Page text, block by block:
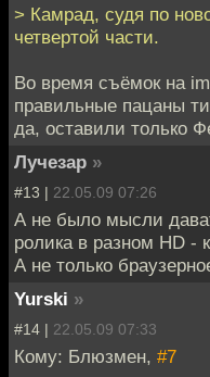
> Камрад, судя по
четвертой части.
Во время съёмок на
правильные пацаны
да, оставили только
Лучезар »
#13 | 22.05.09 07:26
А не было мысли
ролика в разном HD -
А не только
Yurski »
#14 | 22.05.09 07:33
Кому: Блюзмен, #7